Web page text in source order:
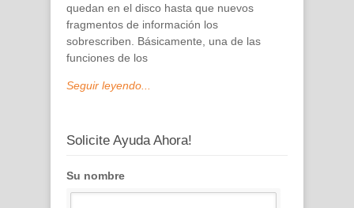
quedan en el disco hasta que nuevos
fragmentos de información los
sobrescriben. Básicamente, una de las
funciones de los
Seguir leyendo...
Solicite Ayuda Ahora!
Su nombre